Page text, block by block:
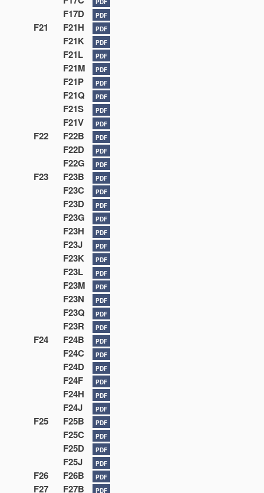
PDF
F17D PDF
F21 F21H PDF
F21K PDF
F21L PDF
F21M PDF
F21P PDF
F21Q PDF
F21S PDF
F21V PDF
F22 F22B PDF
F22D PDF
F22G PDF
F23 F23B PDF
F23C PDF
F23D PDF
F23G PDF
F23H PDF
F23J PDF
F23K PDF
F23L PDF
F23M PDF
F23N PDF
F23Q PDF
F23R PDF
F24 F24B PDF
F24C PDF
F24D PDF
F24F PDF
F24H PDF
F24J PDF
F25 F25B PDF
F25C PDF
F25D PDF
F25J PDF
F26 F26B PDF
F27 F27B PDF